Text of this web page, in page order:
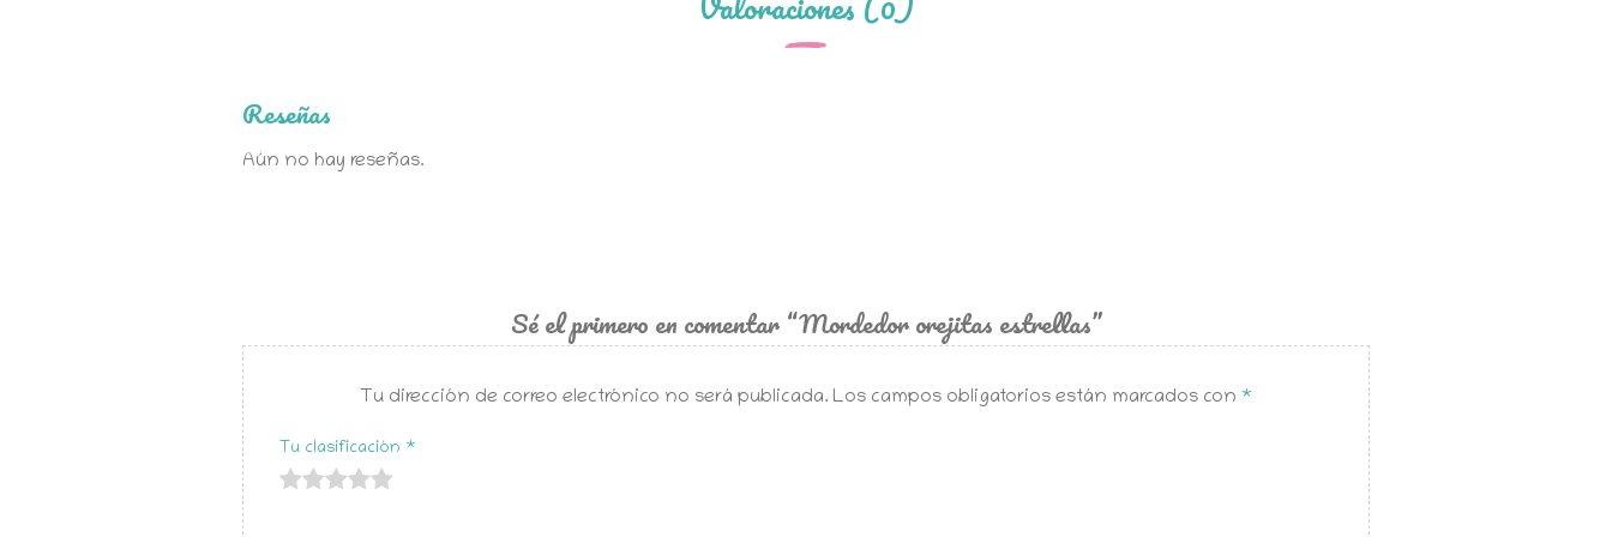
Reseñas
Aún no hay reseñas.
Sé el primero en comentar “Mordedor orejitas estrellas”
Tu dirección de correo electrónico no será publicada. Los campos obligatorios están marcados con *
Tu clasificación *